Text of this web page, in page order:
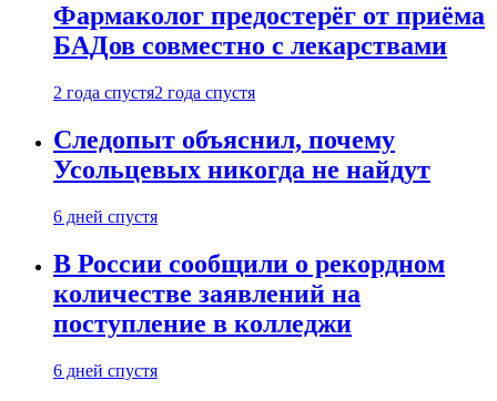
Фармаколог предостерёг от приёма
БАДов совместно с лекарствами
2 года спустя2 года спустя
Следопыт объяснил, почему
Усольцевых никогда не найдут
6 дней спустя
В России сообщили о рекордном
количестве заявлений на
поступление в колледжи
6 дней спустя